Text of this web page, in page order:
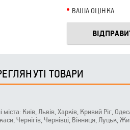
ВАША ОЦІНКА
ТОВАРИ
міста: Київ, Львів, Харків, Кривий Ріг,
Чернігів, Чернівці, Вінниця, Луцьк,